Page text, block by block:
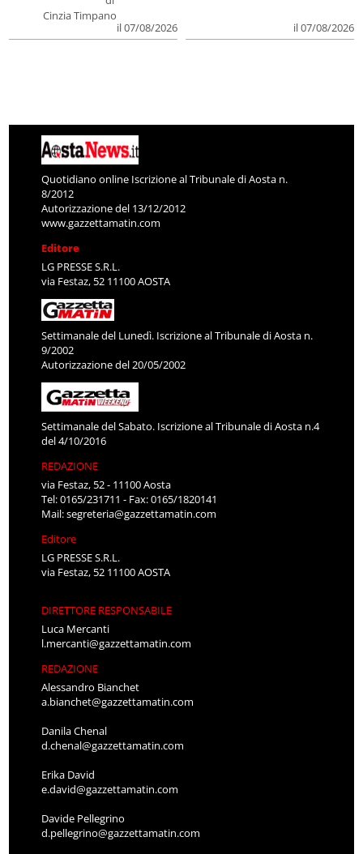
Cinzia Timpano
il 07/08/2026
il 07/08/2026
Quotidiano online Iscrizione al Tribunale di Aosta n.
8/2012
Autorizzazione del 13/12/2012
www.gazzettamatin.com
Editore
LG PRESSE S.R.L.
via Festaz, 52 11100 AOSTA
Settimanale del Lunedì. Iscrizione al Tribunale di Aosta n.
9/2002
Autorizzazione del 20/05/2002
Settimanale del Sabato. Iscrizione al Tribunale di Aosta n.4
del 4/10/2016
REDAZIONE
via Festaz, 52 - 11100 Aosta
Tel: 0165/231711 - Fax: 0165/1820141
Mail:segreteria@gazzettamatin.com
Editore
LG PRESSE S.R.L.
via Festaz, 52 11100 AOSTA
DIRETTORE RESPONSABILE
Luca Mercanti
l.mercanti@gazzettamatin.com
REDAZIONE
Alessandro Bianchet
a.bianchet@gazzettamatin.com
Danila Chenal
d.chenal@gazzettamatin.com
Erika David
e.david@gazzettamatin.com
Davide Pellegrino
d.pellegrino@gazzettamatin.com